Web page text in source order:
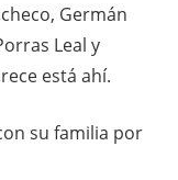
Germán
Leal y
está ahí.
su familia por